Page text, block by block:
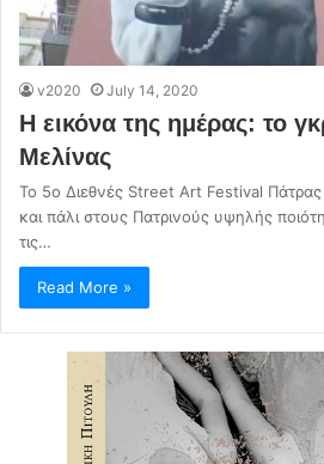
v2020 July 14, 2020
Η εικόνα της ημέρας: το
Μελίνας
Το 5ο Διεθνές Street Art Festival Πάτρας
και πάλι στους Πατρινούς υψηλής
τις…
Read More »